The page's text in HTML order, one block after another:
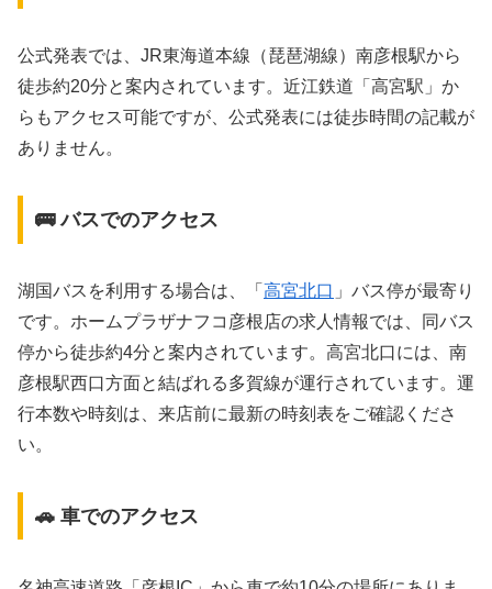
公式発表では、JR東海道本線（琵琶湖線）南彦根駅から
徒歩約20分と案内されています。近江鉄道「高宮駅」か
らもアクセス可能ですが、公式発表には徒歩時間の記載が
ありません。
🚌 バスでのアクセス
湖国バスを利用する場合は、「 高宮北口 」バス停が最寄り
です。ホームプラザナフコ彦根店の求人情報では、同バス
停から徒歩約4分と案内されています。高宮北口には、南
彦根駅西口方面と結ばれる多賀線が運行されています。運
行本数や時刻は、来店前に最新の時刻表をご確認くださ
い。
🚗 車でのアクセス